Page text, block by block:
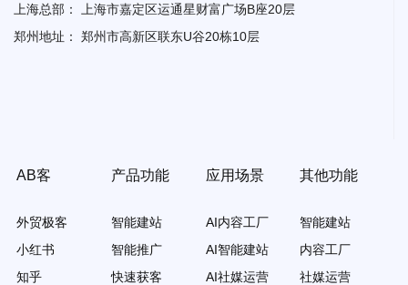
上海总部：
上海市嘉定区运通星财富广场B座20层
郑州地址：
郑州市高新区联东U谷20栋10层
AB客
外贸极客
小红书
知乎
产品功能
智能建站
智能推广
快速获客
应用场景
AI内容工厂
AI智能建站
AI社媒运营
其他功能
智能建站
内容工厂
社媒运营